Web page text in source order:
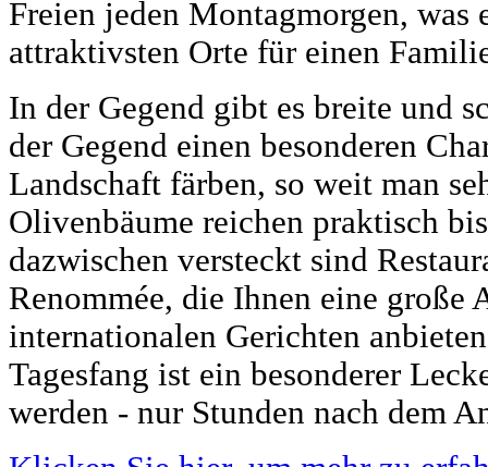
Freien jeden Montagmorgen, was
attraktivsten Orte für einen
In der Gegend gibt es breite und
der Gegend einen besonderen
Landschaft färben, so weit man
Olivenbäume reichen praktisch
dazwischen versteckt sind
Renommée, die Ihnen eine große
internationalen Gerichten
Tagesfang ist ein besonderer
werden - nur Stunden nach dem